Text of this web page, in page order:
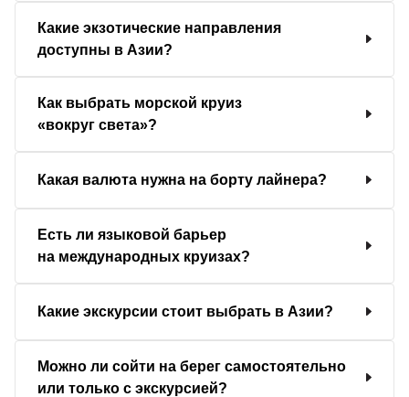
Какие экзотические направления
доступны в Азии?
Как выбрать морской круиз
«вокруг света»?
Какая валюта нужна на борту лайнера?
Есть ли языковой барьер
на международных круизах?
Какие экскурсии стоит выбрать в Азии?
Можно ли сойти на берег самостоятельно
или только с экскурсией?